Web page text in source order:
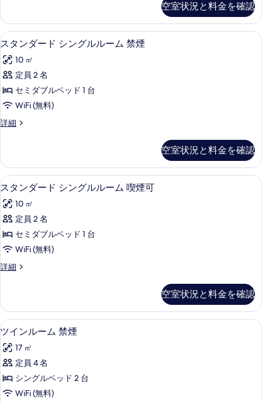
す
る
可
の
す
べ
て
の
写
真
示
す
る
ー
ム
喫
可
の
細
空室状況と料金を確認
ス
タ
ン
ダ
ー
シ
グ
ル
ル
ー
ム
禁
煙
の
て
の
写
真
を
表
高級寝具、羽毛の掛け布団、セーフ
5
スタンダード シングルルーム 禁煙
10 ㎡
定員 2 名
セミダブルベッド 1 台
WiFi (無料)
詳細
ス
ー
ド
シ
グ
ル
ー
ム
煙
空室状況と料金を確認
ス
タ
ン
ダ
ー
シ
グ
ル
ル
ー
ム
喫
煙
高級寝具、羽毛の掛け布団、セーフ
5
スタンダード シングルルーム 喫煙可
10 ㎡
定員 2 名
セミダブルベッド 1 台
WiFi (無料)
詳細
ス
ー
ド
シ
グ
ル
ー
ム
空室状況と料金を確認
ツ
イ
ン
ル
ー
高級寝具、羽毛の掛け布団、セーフ
5
ツインルーム 禁煙
17 ㎡
定員 4 名
シングルベッド 2 台
WiFi (無料)